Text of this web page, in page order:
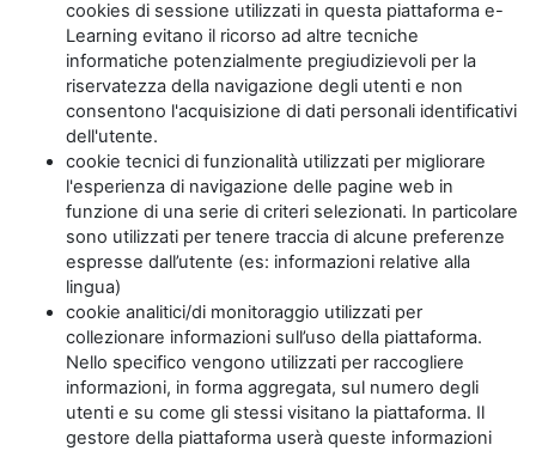
cookies di sessione utilizzati in questa piattaforma e-
Learning evitano il ricorso ad altre tecniche
informatiche potenzialmente pregiudizievoli per la
riservatezza della navigazione degli utenti e non
consentono l'acquisizione di dati personali identificativi
dell'utente.
cookie tecnici di funzionalità utilizzati per migliorare
l'esperienza di navigazione delle pagine web in
funzione di una serie di criteri selezionati. In particolare
sono utilizzati per tenere traccia di alcune preferenze
espresse dall’utente (es: informazioni relative alla
lingua)
cookie analitici/di monitoraggio utilizzati per
collezionare informazioni sull’uso della piattaforma.
Nello specifico vengono utilizzati per raccogliere
informazioni, in forma aggregata, sul numero degli
utenti e su come gli stessi visitano la piattaforma. Il
gestore della piattaforma userà queste informazioni